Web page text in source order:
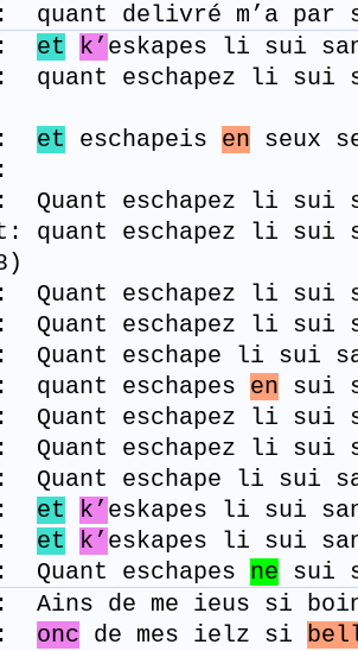
quant delivré m’a par
et k’ eskapes li sui
quant eschapez li sui
et eschapeis en seux
Quant eschapez li sui
quant eschapez li sui
Quant eschapez li sui
Quant eschapez li sui
Quant eschape li sui
quant eschapes en sui
Quant eschapez li sui
Quant eschapez li sui
Quant eschape li sui
et k’ eskapes li sui
et k’ eskapes li sui
Quant eschapes ne sui
Ains de me ieus si
onc de mes ielz si